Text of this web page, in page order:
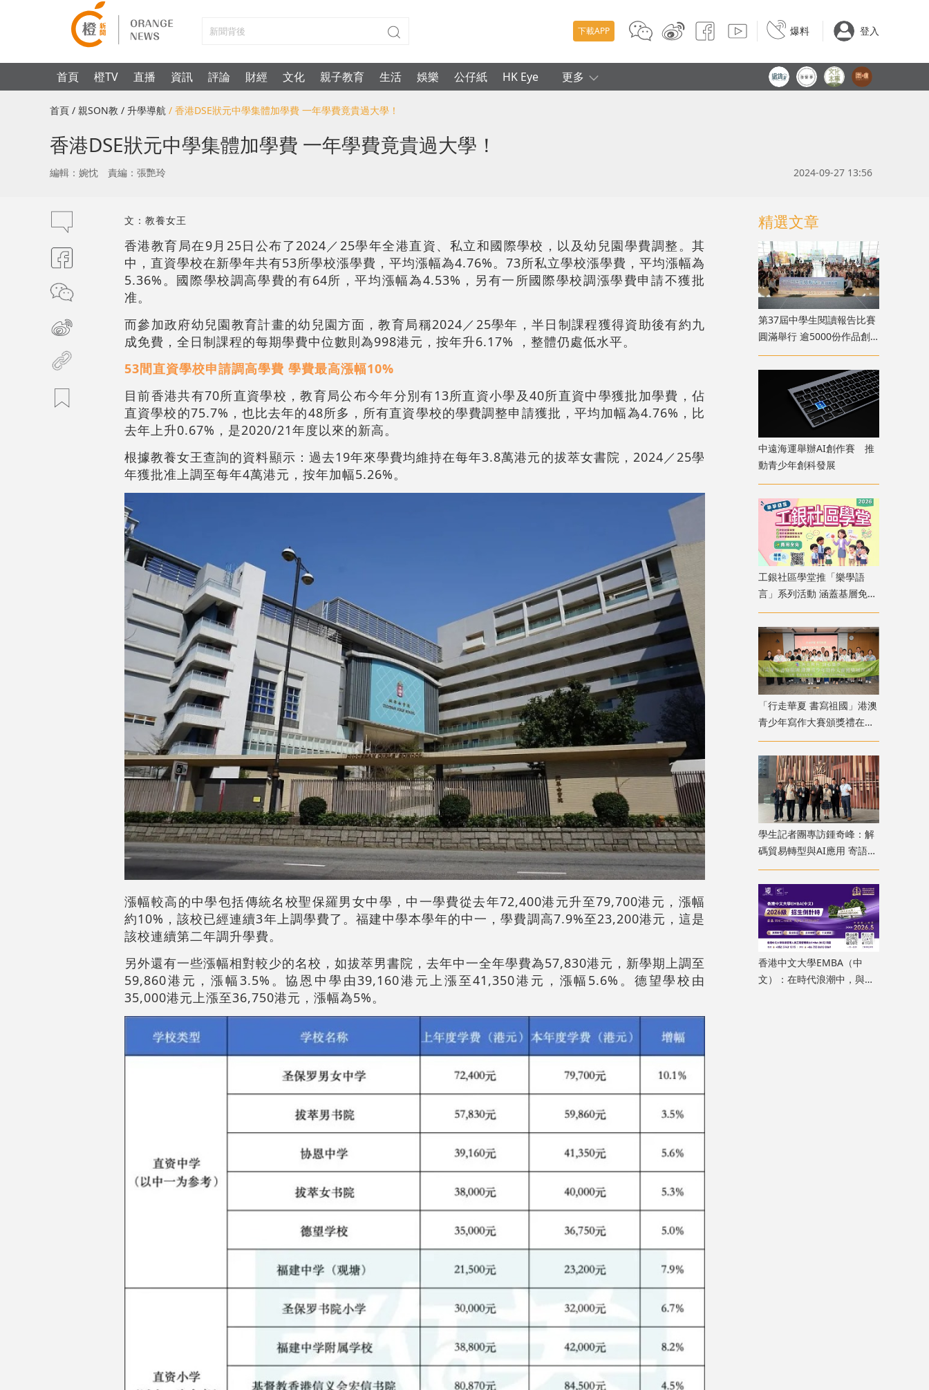
下載APP 爆料 登入
首頁 橙TV 直播 資訊 評論 財經 文化 親子教育 生活 娛樂 公仔紙 HK Eye 更多
首頁 / 親SON教 / 升學導航 / 香港DSE狀元中學集體加學費 一年學費竟貴過大學！
香港DSE狀元中學集體加學費 一年學費竟貴過大學！
編輯：婉忱 責編：張艷玲 2024-09-27 13:56
文：教養女王
香港教育局在9月25日公布了2024／25學年全港直資、私立和國際學校，以及幼兒園學費調整。其
中，直資學校在新學年共有53所學校漲學費，平均漲幅為4.76%。73所私立學校漲學費，平均漲幅為
5.36%。國際學校調高學費的有64所，平均漲幅為4.53%，另有一所國際學校調漲學費申請不獲批
准。
而參加政府幼兒園教育計畫的幼兒園方面，教育局稱2024／25學年，半日制課程獲得資助後有約九
成免費，全日制課程的每期學費中位數則為998港元，按年升6.17% ，整體仍處低水平。
53間直資學校申請調高學費 學費最高漲幅10%
目前香港共有70所直資學校，教育局公布今年分別有13所直資小學及40所直資中學獲批加學費，佔
直資學校的75.7%，也比去年的48所多，所有直資學校的學費調整申請獲批，平均加幅為4.76%，比
去年上升0.67%，是2020/21年度以來的新高。
根據教養女王查詢的資料顯示：過去19年來學費均維持在每年3.8萬港元的拔萃女書院，2024／25學
年獲批准上調至每年4萬港元，按年加幅5.26%。
漲幅較高的中學包括傳統名校聖保羅男女中學，中一學費從去年72,400港元升至79,700港元，漲幅
約10%，該校已經連續3年上調學費了。福建中學本學年的中一，學費調高7.9%至23,200港元，這是
該校連續第二年調升學費。
另外還有一些漲幅相對較少的名校，如拔萃男書院，去年中一全年學費為57,830港元，新學期上調至
59,860港元，漲幅3.5%。協恩中學由39,160港元上漲至41,350港元，漲幅5.6%。德望學校由
35,000港元上漲至36,750港元，漲幅為5%。
精選文章
第37屆中學生閱讀報告比賽
圓滿舉行 逾5000份作品創
歷屆新高
中遠海運舉辦AI創作賽 推
動青少年創科發展
工銀社區學堂推「樂學語
言」系列活動 涵蓋基層免費
課程及全港普通話賽事
「行走華夏 書寫祖國」港澳
青少年寫作大賽頒獎禮在深
圳前海舉行
學生記者團專訪鍾奇峰：解
碼貿易轉型與AI應用 寄語裝
備跨文化技能
香港中文大學EMBA（中
文）：在時代浪潮中，與思